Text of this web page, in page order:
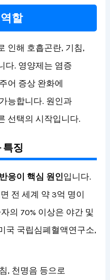
할
인해 호흡곤란, 기침,
다. 영양제는 염증
어 증상 완화에
능합니다. 원인과
선택의 시작입니다.
특징
응이 핵심 원인입니다.
전 세계 약 3억 명이
의 70% 이상은 야간 및
국 국립심폐혈액연구소,
, 천명음 등으로